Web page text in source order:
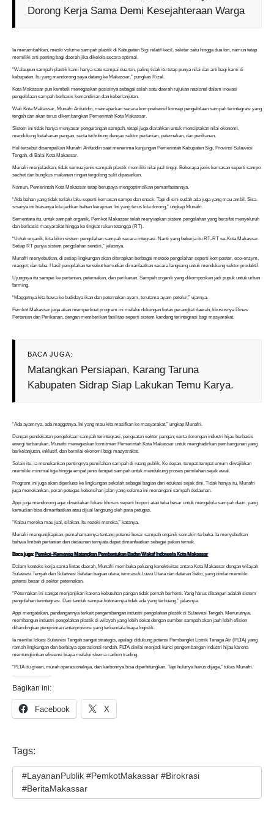
Dorong Kerja Sama Demi Kesejahteraan Warga
Ia menambahkan, meski volume sampah plastik di Kabupaten Sigi relatif kecil, sekitar satu hingga dua ton, namun tetap
memiliki arti penting bagi daerah jika dikelola secara optimal.
“Walaupun sampah plastik kami hanya satu sampai dua ton, paling tidak itu tetap punya nilai dan arti bagi kami di
kabupaten. Itu yang mendorong saya datang ke Makassar,” pungkas Rizal.
Kota Makassar pun kembali menegaskan posisinya sebagai salah satu daerah rujukan nasional dalam inovasi
pengelolaan sampah berbasis kemandirian dan keberlanjutan.
Wali Kota Makassar, Munafri Arifuddin, memaparkan secara komprehensif konsep pengelolaan sampah terintegrasi yang
tengah dan akan terus dikembangkan Pemerintah Kota Makassar.
Sistem ini tidak hanya menyasar pengurangan sampah, tetapi juga diarahkan untuk menciptakan nilai ekonomi,
mendukung ketahanan pangan, serta terhubung dengan sektor pertanian, peternakan, dan perikanan.
Hal tersebut disampaikan Munafri Arifuddin saat menerima kunjungan Pemerintah Kabupaten Sigi, Provinsi Sulawesi
Tengah, di Balai Kota Makassar.
Munafri menjelaskan, tidak semua jenis sampah plastik memiliki nilai jual tinggi. Beberapa jenis kemasan seperti sampo
sachet dan bungkus makanan ringan tergolong sulit dipasarkan.
Namun, Pemerintah Kota Makassar tetap berupaya mengoptimalkan pemanfaatannya.
“Ada bahan yang tidak terlalu laku seperti kemasan sampo dan snack. Tapi di sini sudah ada juga yang mau ambil. Sisa-
sisanya ini biasanya kita jadikan bahan kerajinan. Ini yang terus kita dorong,” ungkap Munafri.
Sementara itu, untuk sampah organik, Pemkot Makassar telah menyiapkan sistem pengolahan yang bersifat menyeluruh
dan berbasis masyarakat hingga ke tingkat rukun tetangga (RT).
“Untuk organik, kita bikin sistem pengolahan sampah secara integrasi. Nanti yang bekerja itu RT-RT se-Kota Makassar.
Setiap RT punya sistem pengolahan sendiri,” jelasnya.
Munafri menyebutkan, di setiap lingkungan akan diterapkan berbagai metode pengolahan seperti komposter, eco-enzym,
maggot, dan teba. Hasil pengolahan tersebut kemudian dimanfaatkan secara langsung untuk mendukung sektor produktif.
Ujungnya itu sampai ke pertanian, peternakan, dan perikanan. Sampah organik yang dikomposkan jadi pupuk untuk urban
farming.
“Maggotnya kita bawa ke budidaya ikan dan peternakan ayam, terutama ayam petelur,” ujarnya.
Pemkot Makassar juga akan memperkuat program ini melalui dukungan lintas perangkat daerah, khususnya Dinas
Pertanian dan Perikanan, dengan memberikan fasilitas seperti sistem kandang terintegrasi bagi masyarakat.
BACA JUGA:
Matangkan Persiapan, Karang Taruna
Kabupaten Sidrap Siap Lakukan Temu Karya.
“Ada ayamnya, ada maggotnya. Ini yang mau kita masifkan ke masyarakat,” ungkap Munafri.
Dengan pendekatan pengelolaan sampah terintegrasi, penguatan sektor pangan, serta dorongan industri hijau berbasis
energi terbarukan, Munafri menegaskan komitmen Pemerintah Kota Makassar untuk menghadirkan pembangunan yang
berkelanjutan, inklusif, dan bernilai ekonomi bagi masyarakat.
Selain itu, ia menekankan pentingnya pemilahan sampah di ruang publik. Ke depan, tempat-tempat umum diwajibkan
memiliki minimal tiga hingga empat jenis tempat sampah untuk mendukung proses pemilahan sejak awal.
Program ini juga akan diperluas ke lingkungan sekolah sebagai bagian dari edukasi sejak dini. Tidak hanya itu, Munafri
juga menekankan, peran petugas kebersihan jalan yang selama ini menangani sampah dedaunan.
Appi juga mendorong agar disediakan lokasi khusus seperti biopori atau teba besar untuk mengelola sampah daun, yang
kemudian bisa dimanfaatkan atau dijual langsung oleh para petugas.
“Kalau mereka mau jual, silakan. Itu rezeki mereka,” katanya.
Munafri mengungkapkan, pemahamannya tentang potensi besar sampah organik semakin terbuka. Ia menyebutkan
bahwa limbah pertanian dan dedaunan ternyata dapat dimanfaatkan sebagai pakan ternak.
Baca juga: Pemkot–Kemenag Matangkan Pembentukan Badan Wakaf Indonesia Kota Makassar
Dalam konteks kerja sama lintas daerah, Munafri membuka peluang konektivitas antara Kota Makassar dengan wilayah
Sulawesi Tengah dan Sulawesi Selatan bagian utara, termasuk Luwu Utara dan dataran Seko, yang dinilai memiliki
potensi besar di sektor peternakan.
“Peternakan ini sangat menjanjikan karena kebutuhan pangan tidak pernah berhenti. Yang harus dibangun adalah sistem
pengolahan terintegrasi. Dari tanduk sampai kotorannya tidak ada yang terbuang,” jelasnya.
Appi mengatakan, pandangannya terkait pengembangan industri pengolahan plastik di Sulawesi Tengah. Menurutnya,
membangun industri pengolahan plastik di wilayah yang lebih dekat dengan sumber sampah akan jauh lebih efisien
dibandingkan pengiriman antarprovinsi yang terkendala biaya logistik.
Ia menilai lokasi Sulawesi Tengah sangat strategis, apalagi didukung potensi Pembangkit Listrik Tenaga Air (PLTA) yang
ramah lingkungan dan berbiaya operasional rendah. PLTA dinilai menjadi kunci pengembangan industri hijau karena
memungkinkan efisiensi biaya melalui skema carbon trading.
“PLTA itu green, murah operasionalnya, dan karbonnya bisa diperhitungkan. Tapi hulunya harus dijaga,” tukas Munafri.
Bagikan ini:
Facebook X
Tags:
#LayananPublik #PemkotMakassar #Birokrasi
#BeritaMakassar